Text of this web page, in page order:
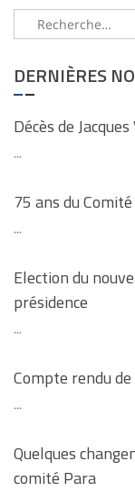
Rechercher :
DERNIÈRES
Décès de
...
75 ans du
...
Election du
présidence
...
Compte rendu
...
Quelques
comité Para